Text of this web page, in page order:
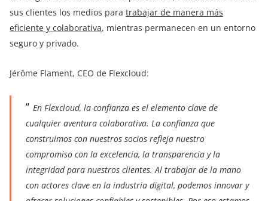
sus clientes los medios para trabajar de manera más
eficiente y colaborativa, mientras permanecen en un entorno
seguro y privado.
Jérôme Flament, CEO de Flexcloud:
En Flexcloud, la confianza es el elemento clave de
cualquier aventura colaborativa. La confianza que
construimos con nuestros socios refleja nuestro
compromiso con la excelencia, la transparencia y la
integridad para nuestros clientes. Al trabajar de la mano
con actores clave en la industria digital, podemos innovar y